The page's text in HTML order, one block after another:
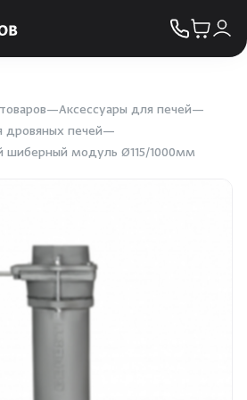
Аксессуары для печей
дровяных печей
шиберный модуль Ø115/1000мм